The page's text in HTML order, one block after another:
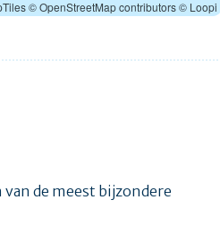
© OpenStreetMap contributors© Loopi
de meest bijzondere